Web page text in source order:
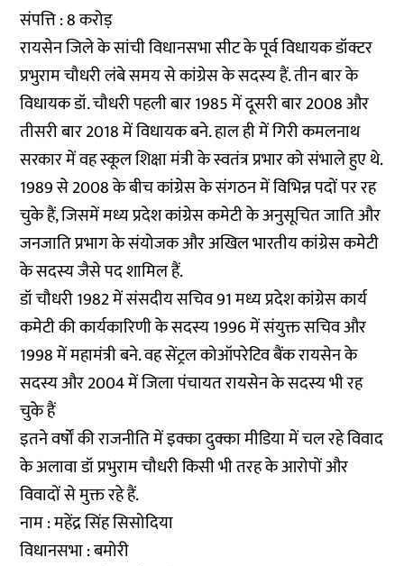
संपत्ति : 8 करोड़
रायसेन जिले के सांची विधानसभा सीट के पूर्व विधायक डॉक्टर
प्रभुराम चौधरी लंबे समय से कांग्रेस के सदस्य हैं. तीन बार के
विधायक डॉ. चौधरी पहली बार 1985 में दूसरी बार 2008 और
तीसरी बार 2018 में विधायक बने. हाल ही में गिरी कमलनाथ
सरकार में वह स्कूल शिक्षा मंत्री के स्वतंत्र प्रभार को संभाले हुए थे.
1989 से 2008 के बीच कांग्रेस के संगठन में विभिन्न पदों पर रह
चुके हैं, जिसमें मध्य प्रदेश कांग्रेस कमेटी के अनुसूचित जाति और
जनजाति प्रभाग के संयोजक और अखिल भारतीय कांग्रेस कमेटी
के सदस्य जैसे पद शामिल हैं.
डॉ चौधरी 1982 में संसदीय सचिव 91 मध्य प्रदेश कांग्रेस कार्य
कमेटी की कार्यकारिणी के सदस्य 1996 में संयुक्त सचिव और
1998 में महामंत्री बने. वह सेंट्रल कोऑपरेटिव बैंक रायसेन के
सदस्य और 2004 में जिला पंचायत रायसेन के सदस्य भी रह
चुके हैं
इतने वर्षों की राजनीति में इक्का दुक्का मीडिया में चल रहे विवाद
के अलावा डॉ प्रभुराम चौधरी किसी भी तरह के आरोपों और
विवादों से मुक्त रहे हैं.
नाम : महेंद्र सिंह सिसोदिया
विधानसभा : बमोरी